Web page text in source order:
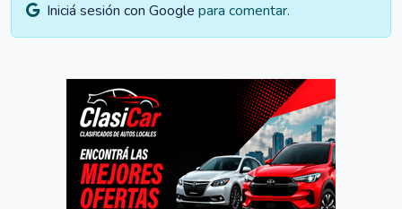
Iniciá sesión con Google para comentar.